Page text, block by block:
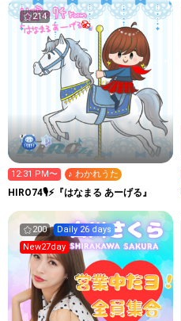
214
12:31 PM〜 ♪ わかれうた
HIRO74🎙⚡️『はなまる あーげる』
200
Daily 26 days
New27day